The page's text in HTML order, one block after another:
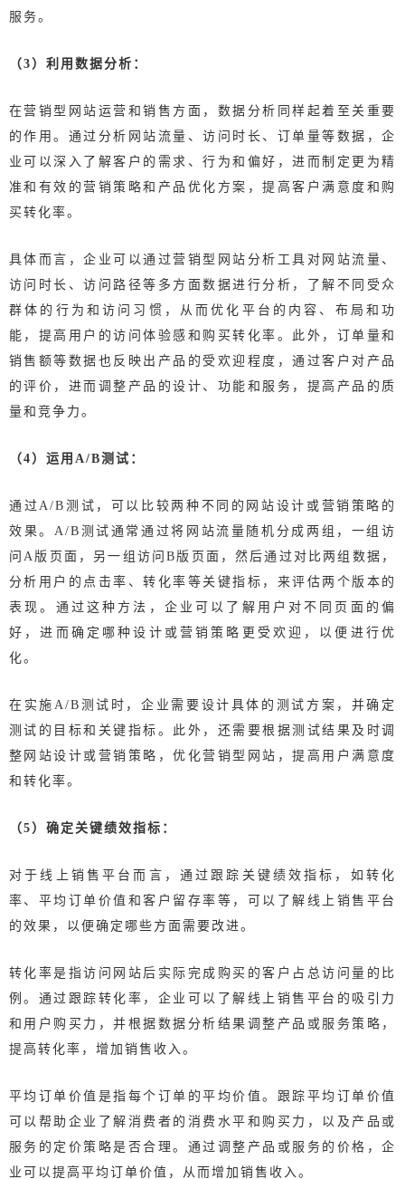
服务。
（3）利用数据分析：
在营销型网站运营和销售方面，数据分析同样起着至关重要
的作用。通过分析网站流量、访问时长、订单量等数据，企
业可以深入了解客户的需求、行为和偏好，进而制定更为精
准和有效的营销策略和产品优化方案，提高客户满意度和购
买转化率。
具体而言，企业可以通过营销型网站分析工具对网站流量、
访问时长、访问路径等多方面数据进行分析，了解不同受众
群体的 行为和 访问习惯，从而优化平台的内容、布局和功
能，提高用户的访问体验感和购买转化率。此外，订单量和
销售额等数据也反映出产品的受欢迎程度，通过客户对产品
的评价，进而调整产品的设计、功能和服务，提高产品的质
量和竞争力。
（4）运用A/B测试：
通过A/B测试，可以比较两种不同的网站设计或营销策略的
效果。A/B测试通常通过将网站流量随机分成两组，一组访
问A版页面，另一组访问B版页面，然后通过对比两组数据，
分析用户的点击率、转化率等关键指标，来评估两个版本的
表现。通过这种方法，企业可以了解用户对不同页面的偏
好，进而确定哪种设计或营销策略更受欢迎，以便进行优
化。
在实施A/B测试时，企业需要设计具体的测试方案，并确定
测试的目标和关键指标。此外，还需要根据测试结果及时调
整网站设计或营销策略，优化营销型网站，提高用户满意度
和转化率。
（5）确定关键绩效指标：
对于线上销售平台而言，通过跟踪关键绩效指标，如转化
率、平均订单价值和客户留存率等，可以了解线上销售平台
的效果，以便确定哪些方面需要改进。
转化率是指访问网站后实际完成购买的客户占总访问量的比
例。通过跟踪转化率，企业可以了解线上销售平台的吸引力
和用户购买力，并根据数据分析结果调整产品或服务策略，
提高转化率，增加销售收入。
平均订单价值是指每个订单的平均价值。跟踪平均订单价值
可以帮助企业了解消费者的消费水平和购买力，以及产品或
服务的定价策略是否合理。通过调整产品或服务的价格，企
业可以提高平均订单价值，从而增加销售收入。